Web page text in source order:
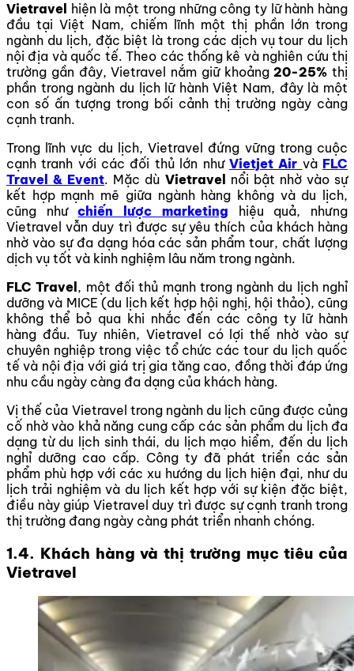
Vietravel hiện là một trong những công ty lữ hành hàng
đầu tại Việt Nam, chiếm lĩnh một thị phần lớn trong
ngành du lịch, đặc biệt là trong các dịch vụ tour du lịch
nội địa và quốc tế. Theo các thống kê và nghiên cứu thị
trường gần đây, Vietravel nắm giữ khoảng20-25% thị
phần trong ngành du lịch lữ hành Việt Nam, đây là một
con số ấn tượng trong bối cảnh thị trường ngày càng
cạnh tranh.
Trong lĩnh vực du lịch, Vietravel đứng vững trong cuộc
cạnh tranh với các đối thủ lớn như Vietjet Air và FLC
Travel & Event. Mặc dù Vietravel nổi bật nhờ vào sự
kết hợp mạnh mẽ giữa ngành hàng không và du lịch,
cũng nhưchiến lược marketing hiệu quả, nhưng
Vietravel vẫn duy trì được sự yêu thích của khách hàng
nhờ vào sự đa dạng hóa các sản phẩm tour, chất lượng
dịch vụ tốt và kinh nghiệm lâu năm trong ngành.
FLC Travel , một đối thủ mạnh trong ngành du lịch nghỉ
dưỡng và MICE (du lịch kết hợp hội nghị, hội thảo), cũng
không thể bỏ qua khi nhắc đến các công ty lữ hành
hàng đầu. Tuy nhiên, Vietravel có lợi thế nhờ vào sự
chuyên nghiệp trong việc tổ chức các tour du lịch quốc
tế và nội địa với giá trị gia tăng cao, đồng thời đáp ứng
nhu cầu ngày càng đa dạng của khách hàng.
Vị thế của Vietravel trong ngành du lịch cũng được củng
cố nhờ vào khả năng cung cấp các sản phẩm du lịch đa
dạng từ du lịch sinh thái, du lịch mạo hiểm, đến du lịch
nghỉ dưỡng cao cấp. Công ty đã phát triển các sản
phẩm phù hợp với các xu hướng du lịch hiện đại, như du
lịch trải nghiệm và du lịch kết hợp với sự kiện đặc biệt,
điều này giúp Vietravel duy trì được sự cạnh tranh trong
thị trường đang ngày càng phát triển nhanh chóng.
1.4. Khách hàng và thị trường mục tiêu của
Vietravel